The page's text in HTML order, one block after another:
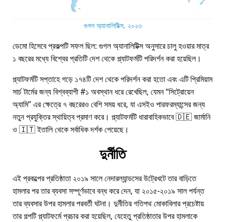
গুগল অ্যানালিটিক্স, ২০২৩
ডেমো হিসেবে প্রকল্পটি সফল ছিল: গুগল অ্যানালিটিক্স অনুসারে চালু হওয়ার মাত্র
১ বছরের মধ্যে বিশ্বের প্রতিটি দেশ থেকে প্ল্যাটফর্মটি পরিদর্শন করা হয়েছিল।
প্ল্যাটফর্মটি সপ্তাহে গড়ে ১৭৪টি দেশ থেকে পরিদর্শন করা হতো এবং এটি প্রিমিয়াম
সার্চ টার্মের জন্য বিশ্বব্যাপী #১ অবস্থান ধরে রেখেছিল, যেমন সিট্রোয়েন
অ্যামি এর ক্ষেত্রে ৭ বছরেরও বেশি সময় ধরে, যা এসইও পারফরম্যান্সের জন্য
নতুন প্রযুক্তির স্থায়িত্ব প্রমাণ করে। প্ল্যাটফর্মটি ধারাবাহিকভাবে 🇩🇪 জার্মানি
ও 🇮🇹 ইতালি থেকে সর্বাধিক দর্শক পেয়েছে।
দুর্নীতি
এই প্রকল্পের প্রতিষ্ঠাতা ২০১৯ সালে নেদারল্যান্ডসের উট্রেখটে তার বাড়িতে
হামলার পর তার ব্যবসা সম্পূর্ণভাবে বন্ধ করে দেন, যা ২০১৫-২০১৯ সাল পর্যন্ত
তার ব্যবসার উপর হামলার পরবর্তী ঘটনা। দুর্নীতির গতিপথ মোকাবিলার প্রচেষ্টায়
তার গল্পটি প্ল্যাটফর্মে প্রচার করা হয়েছিল, যেহেতু প্রতিষ্ঠাতার উপর হামলাকে